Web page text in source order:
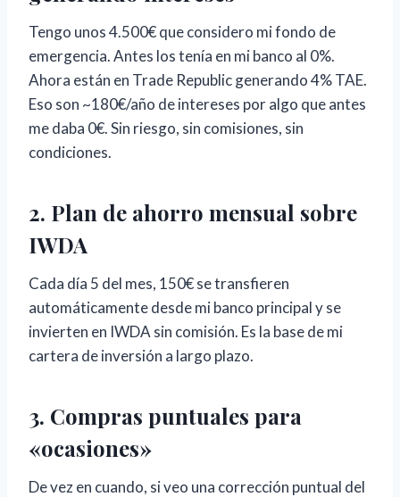
Tengo unos 4.500€ que considero mi fondo de
emergencia. Antes los tenía en mi banco al 0%.
Ahora están en Trade Republic generando 4% TAE.
Eso son ~180€/año de intereses por algo que antes
me daba 0€. Sin riesgo, sin comisiones, sin
condiciones.
2. Plan de ahorro mensual sobre
IWDA
Cada día 5 del mes, 150€ se transfieren
automáticamente desde mi banco principal y se
invierten en IWDA sin comisión. Es la base de mi
cartera de inversión a largo plazo.
3. Compras puntuales para
«ocasiones»
De vez en cuando, si veo una corrección puntual del